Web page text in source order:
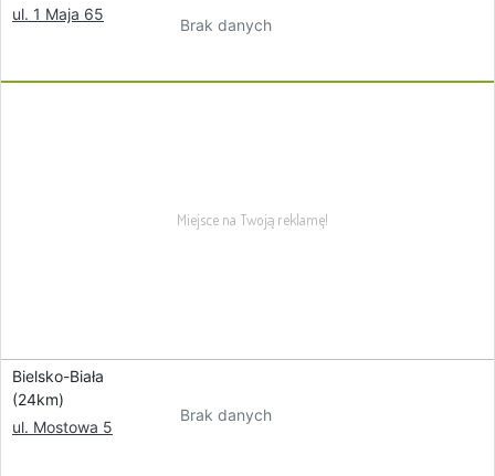
ul. 1 Maja 65
Brak danych
Bielsko-Biała
(24km)
ul. Mostowa 5
Brak danych